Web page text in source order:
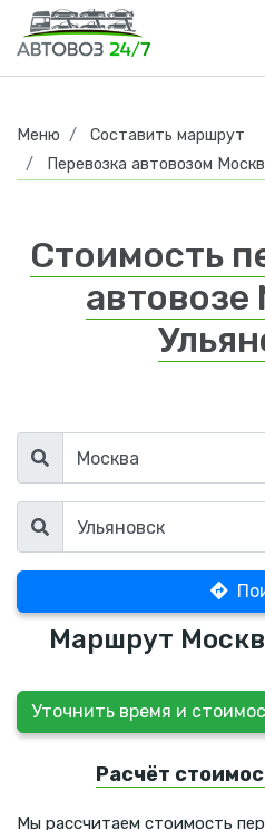
Меню
Составить маршрут
Перевозка автовозом
Стоимость
автовозе
Маршрут
Уточнить время и
Расчёт
Мы рассчитаем стоимость